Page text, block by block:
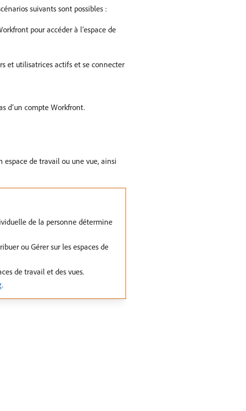
suivants sont possibles :
pour accéder à l’espace de
et utilisatrices actifs et se connecter
d’un compte Workfront.
espace de travail ou une vue, ainsi
de la personne détermine
ou Gérer sur les espaces de
de travail et des vues.
.